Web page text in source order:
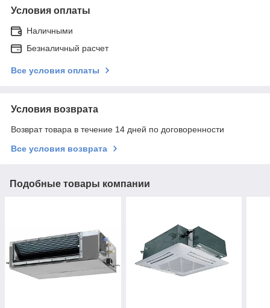
Условия оплаты
Наличными
Безналичный расчет
Все условия оплаты
Условия возврата
Возврат товара в течение 14 дней по договоренности
Все условия возврата
Подобные товары компании